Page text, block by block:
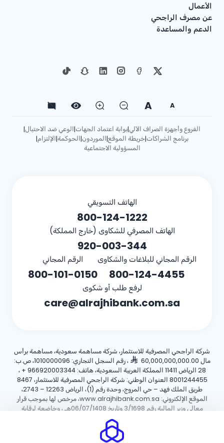
الأعمال
عن مصرف الراجحي
الدعم والمساعدة
A
A
الفروع وأجهزة الصراف الآلي|بوابة اعتماد الجهات|الوعي ضد الاحتيال|
برنامج الشراكات|خريطة الموقع|الموردون|الحوكمة|الإلتزام|
المسؤولية الاجتماعية
الهاتف التسويقي
800-124-1222
الهاتف المصرفي للشكاوى (خارج المملكة)
920-003-344
الرقم المجاني للبلاغات والشكاوى
800-124-4455
الرقم المجاني
800-101-0150
لرفع طلب أو شكوى
care@alrajhibank.com.sa
شركة الراجحي المصرفية للاستثمار، شركة مساهمة سعودية، مساهمة برأس
مال 60,000,000,000.00
، رقم السجل التجاري: 1010000096، ص.ب:
28 الرياض 11411 المملكة العربية السعودية، هاتف:
+ 966920003344 ،
8001244455 العنوان الوطني: شركة الراجحي المصرفية للاستثمار، 8467
طريق الملك فهد – حي المروج، وحدة رقم (1)، الرياض 12263 – 2743،
الموقع الإلكتروني: www.alrajhibank.com.sa، مرخص لها بموجب قرار
معالي وزير المالية رقم 3/1698 وتاريخ 06/07/1408هـ ، وخاضعة لرقابة
وإشراف البنك المركزي السعودي.